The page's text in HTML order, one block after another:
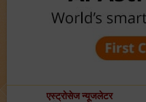
एस्ट्रोसेज न्यूजलेटर